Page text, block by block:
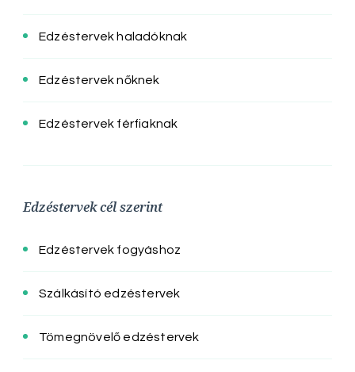
Edzéstervek haladóknak
Edzéstervek nőknek
Edzéstervek férfiaknak
Edzéstervek cél szerint
Edzéstervek fogyáshoz
Szálkásító edzéstervek
Tömegnövelő edzéstervek